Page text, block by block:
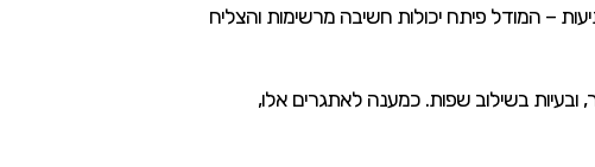
– המודל פיתח יכולות חשיבה מרשימות והצליח
ובעיות בשילוב שפות. כמענה לאתגרים אלו,